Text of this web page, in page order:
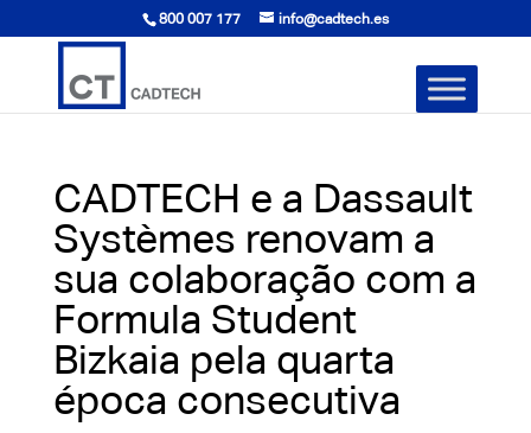
800 007 177 info@cadtech.es
CADTECH e a Dassault
Systèmes renovam a
sua colaboração com a
Formula Student
Bizkaia pela quarta
época consecutiva